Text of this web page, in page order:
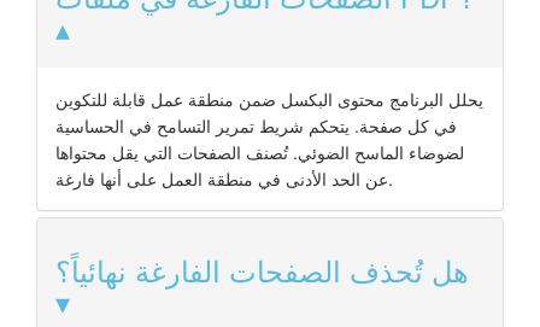
يحلل البرنامج محتوى البكسل ضمن منطقة عمل قابلة للتكوين
في كل صفحة. يتحكم شريط تمرير التسامح في الحساسية
لضوضاء الماسح الضوئي. تُصنف الصفحات التي يقل محتواها
عن الحد الأدنى في منطقة العمل على أنها فارغة.
هل تُحذف الصفحات الفارغة نهائياً؟